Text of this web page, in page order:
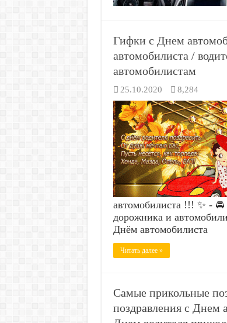
Гифки с Днем
автомобилиста /
автомобилистам
25.10.2020 8,284
автомобилиста !!! ✨ -
дорожника и
Днём автомобилиста
Читать далее »
Самые прикольные
поздравления с Днем